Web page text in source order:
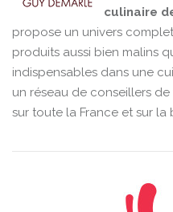
culinaire
propose un univers
produits aussi bien malins
indispensables dans une
un réseau de conseillers
sur toute la France et sur la